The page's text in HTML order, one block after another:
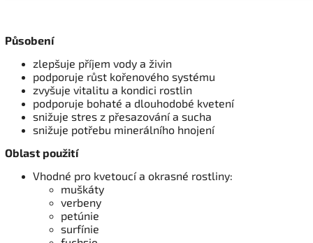
Působení
zlepšuje příjem vody a živin
podporuje růst kořenového systému
zvyšuje vitalitu a kondici rostlin
podporuje bohaté a dlouhodobé kvetení
snižuje stres z přesazování a sucha
snižuje potřebu minerálního hnojení
Oblast použití
Vhodné pro kvetoucí a okrasné rostliny:
muškáty
verbeny
petúnie
surfínie